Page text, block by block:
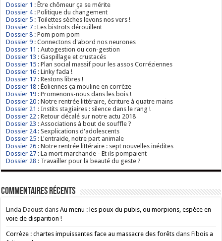
Dossier 1 : Être chômeur ça se mérite
Dossier 4: Politique du changement
Dossier 5 : Toilettes sèches levons nos vers !
Dossier 7 : Les bistrots dérouillent
Dossier 8 : Pom pom pom
Dossier 9 : Connectons d'abord nos neurones
Dossier 11 : Autogestion ou con-gestion
Dossier 13 : Gaspillage et crustacés
Dossier 15 : Plan social massif pour les assos Corréziennes
Dossier 16 : Linky fada !
Dossier 17 : Restons libres !
Dossier 18 : Éoliennes ça mouline en corrèze
Dossier 19 : Promenons-nous dans les bois !
Dossier 20 : Notre rentrée littéraire, écriture à quatre mains
Dossier 21 : Instits stagiaires : silence dans le rang !
Dossier 22 : Retour décalé sur notre actu 2018
Dossier 23 : Associations à bout de souffle ?
Dossier 24: Sexplications d'adolescents
Dossier 25 : L'entraide, notre part animale
Dossier 26 : Notre rentrée littéraire : sept nouvelles inédites
Dossier 27 : La mort marchande - Et ils pompaient
Dossier 28 : Travailler pour la beauté du geste ?
Commentaires récents
Linda Daoust dansAu menu : les poux du pubis, ou morpions, espèce en
voie de disparition !
Corrèze : chartes impuissantes face au massacre des forêts dansFibois a